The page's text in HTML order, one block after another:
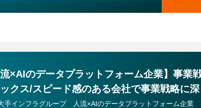
流×AIのデータプラットフォーム企業】事業
クス/スピード感のある会社で事業戦略に
手インフラグループ 人流×AIのデータプラットフォーム企業